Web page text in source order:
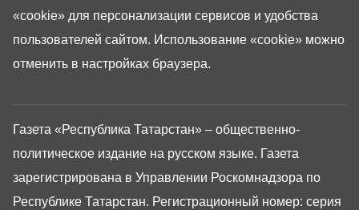
Газета «Республика Татарстан» – общественно-
политическое издание на русском языке. Газета
зарегистрирована в Управлении Роскомнадзора по
Республике Татарстан. Регистрационный номер: серия
«cookie» для персонализации сервисов и удобства
пользователей сайтом. Использование «cookie» можно
отменить в настройках браузера.